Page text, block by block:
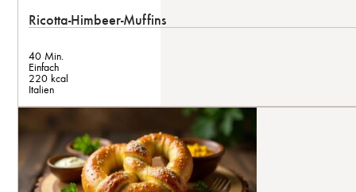
Ricotta-Himbeer-Muffins
40 Min.
Einfach
220 kcal
Italien